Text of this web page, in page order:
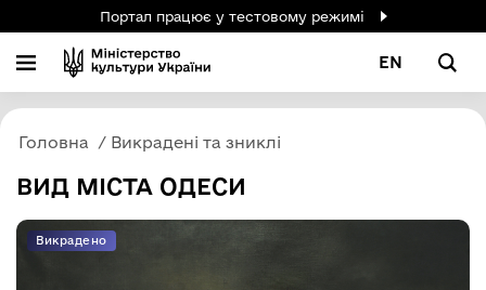
Портал працює у тестовому режимі
EN
Головна Викрадені та зниклі
ВИД МІСТА ОДЕСИ
Викрадено